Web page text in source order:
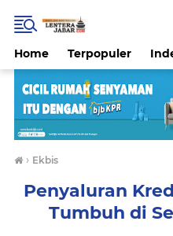
Home Terpopuler
› Ekbis
Penyaluran
Tumbuh di